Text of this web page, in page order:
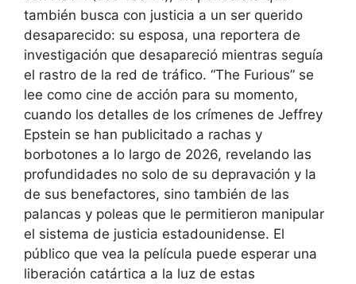
también busca con justicia a un ser querido
desaparecido: su esposa, una reportera de
investigación que desapareció mientras seguía
el rastro de la red de tráfico. “The Furious” se
lee como cine de acción para su momento,
cuando los detalles de los crímenes de Jeffrey
Epstein se han publicitado a rachas y
borbotones a lo largo de 2026, revelando las
profundidades no solo de su depravación y la
de sus benefactores, sino también de las
palancas y poleas que le permitieron manipular
el sistema de justicia estadounidense. El
público que vea la película puede esperar una
liberación catártica a la luz de estas